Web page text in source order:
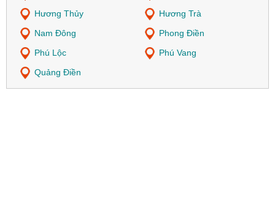
Hương Thủy
Hương Trà
Nam Đông
Phong Điền
Phú Lộc
Phú Vang
Quảng Điền